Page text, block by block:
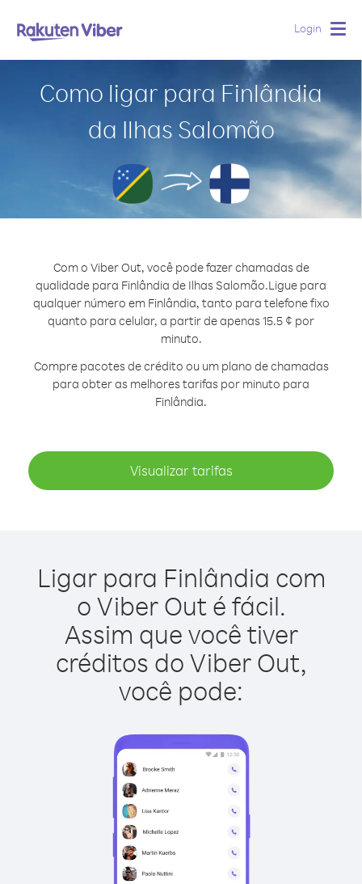
Login
Como ligar para Finlândia
da Ilhas Salomão
Com o Viber Out, você pode fazer chamadas de
qualidade para Finlândia de Ilhas Salomão.Ligue para
qualquer número em Finlândia, tanto para telefone fixo
quanto para celular, a partir de apenas 15.5 ¢ por
minuto.
Compre pacotes de crédito ou um plano de chamadas
para obter as melhores tarifas por minuto para
Finlândia.
Visualizar tarifas
Ligar para Finlândia com
o Viber Out é fácil.
Assim que você tiver
créditos do Viber Out,
você pode: